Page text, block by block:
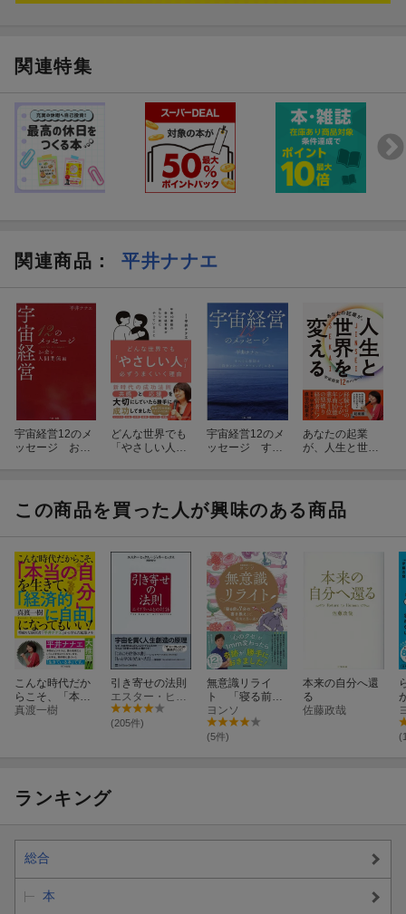
関連特集
関連商品 ： 平井ナナエ
宇宙経営12のメ
ッセージ お金
どんな世界でも
「やさしい人」
者が当たり前に
やっていること
宇宙経営12のメ
ッセージ すべ
る
あなたの起業
が、人生と世界
この商品を買った人が興味のある商品
こんな時代だか
らこそ、「本当
の自分」を生き
真渡一樹
引き寄せの法則
(205件)
無意識リライ
ト 「寝る前3
分の書き換え」
で、現実は思い
通り
ヨンソ
(5件)
本来の自分へ還
る
佐藤政哉
ランキング
総合
本